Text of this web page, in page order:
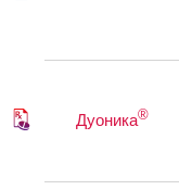
Дуоника®